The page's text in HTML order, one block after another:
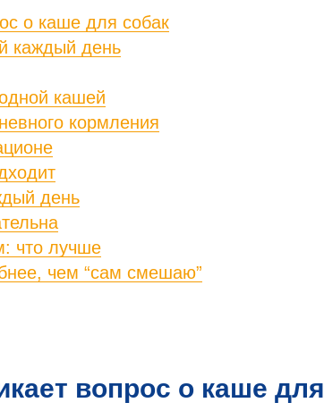
о каше для собак
каждый день
кашей
кормления
день
что лучше
чем “сам смешаю”
вопрос о каше для